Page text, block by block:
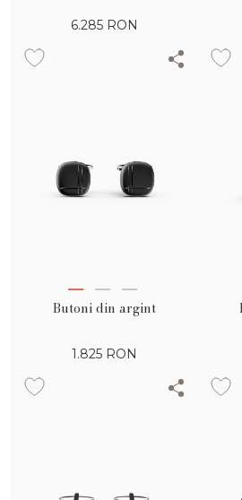
6.285 RON
Butoni din argint
1.825 RON